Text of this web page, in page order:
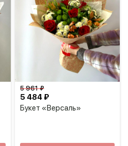
Букет «Версаль»
5 484 ₽
5 961 ₽